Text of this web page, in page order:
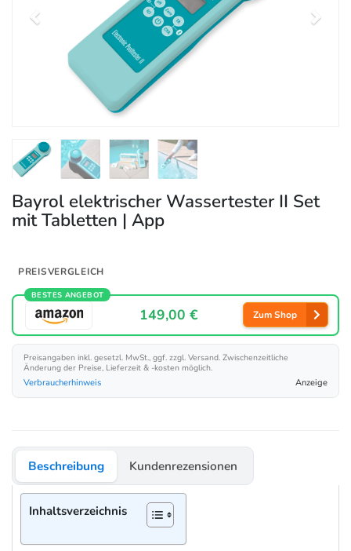
Bayrol elektrischer Wassertester II Set
mit Tabletten | App
PREISVERGLEICH
BESTES ANGEBOT
149,00 € Zum Shop
Preisangaben inkl. gesetzl. MwSt., ggf. zzgl. Versand. Zwischenzeitliche
Änderung der Preise, Lieferzeit & -kosten möglich.
Verbraucherhinweis
Anzeige
Beschreibung Kundenrezensionen
Inhaltsverzeichnis